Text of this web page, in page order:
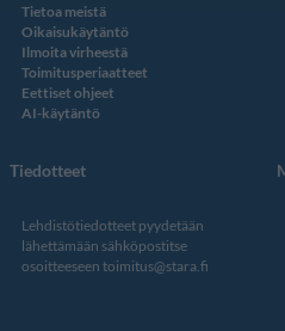
Tietoa meistä
Oikaisukäytäntö
Ilmoita virheestä
Toimitusperiaatteet
Eettiset ohjeet
AI-käytäntö
Tiedotteet
Lehdistötiedotteet pyydetään
lähettämään sähköpostitse
osoitteeseen toimitus@stara.fi